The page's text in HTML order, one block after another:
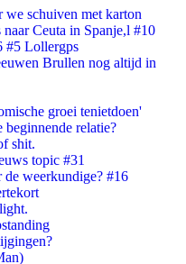
we schuiven met karton
Ceuta in Spanje,l #10
#5 Lollergps
Brullen nog altijd in
groei tenietdoen'
beginnende relatie?
shit.
topic #31
weerkundige? #16